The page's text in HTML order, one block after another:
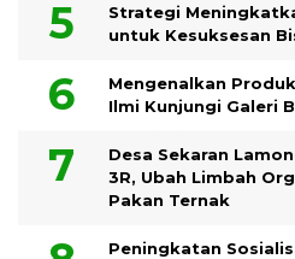
Strategi
untuk Kesuksesan
Mengenalkan
Ilmi Kunjungi Galeri
Desa Sekaran
3R, Ubah Limbah
Pakan Ternak
Peningkatan